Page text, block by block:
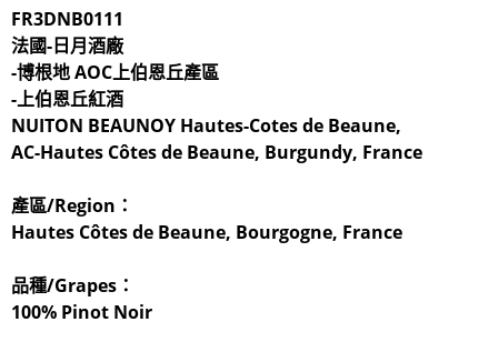
FR3DNB0111
法國-日月酒廠
-博根地 AOC上伯恩丘產區
-上伯恩丘紅酒
NUITON BEAUNOY Hautes-Cotes de Beaune,
AC-Hautes Côtes de Beaune, Burgundy, France
產區/Region：
Hautes Côtes de Beaune, Bourgogne, France
品種/Grapes：
100% Pinot Noir